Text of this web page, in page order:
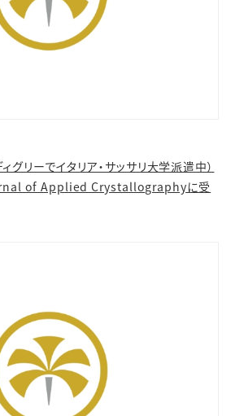
グリーでイタリア・サッサリ大学派遣中）
of Applied Crystallographyに受